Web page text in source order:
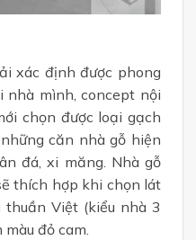
xác định được phong
nhà mình, concept nội
chọn được loại gạch
căn nhà gỗ hiện
đá, xi măng. Nhà gỗ
thích hợp khi chọn lát
thuần Việt (kiểu nhà 3
đỏ cam.